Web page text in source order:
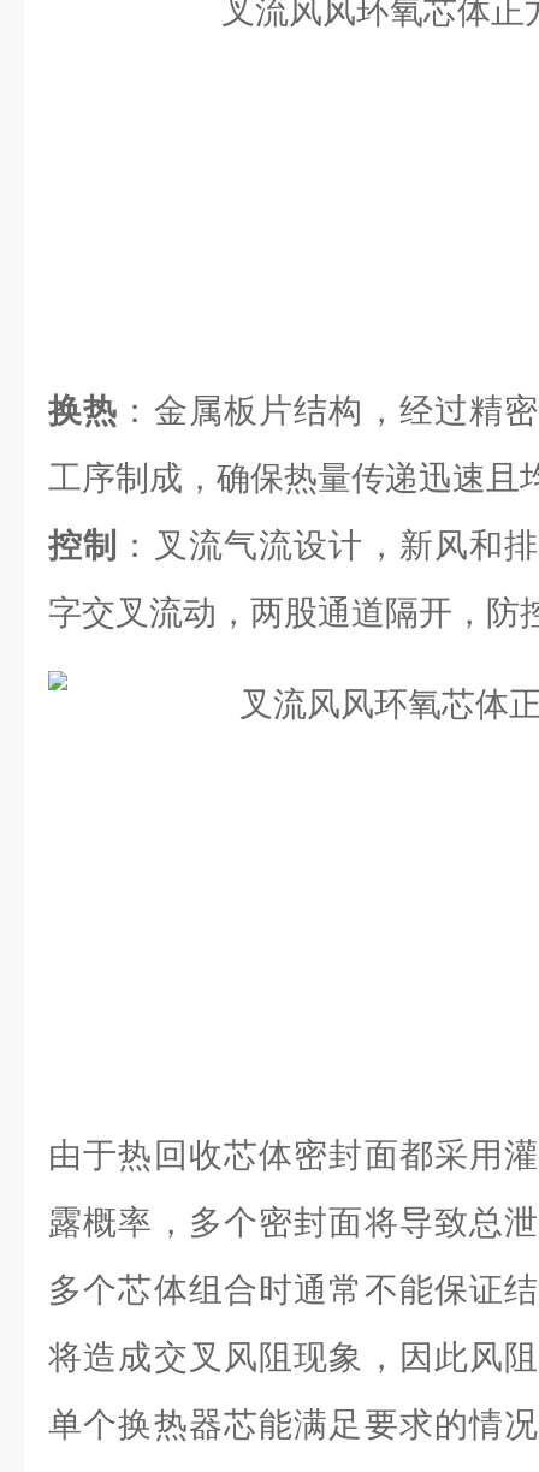
换热 ：金属板片结构，经过精
工序制成，确保热量传递迅速且
控制
：叉流气流设计，新风和
字交叉流动，两股通道隔开，防
由于热回收芯体密封面都采用
露概率，多个密封面将导致总
多个芯体组合时通常不能保证
将造成交叉风阻现象，因此风
单个换热器芯能满足要求的情